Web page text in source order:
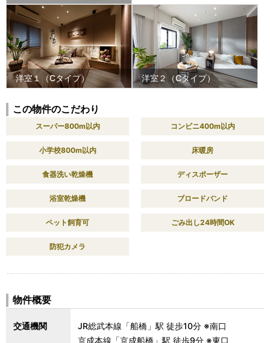
洋室１（Cタイプ） 洋室２（Cタイプ）
この物件のこだわり
スーパー800m以内 コンビニ400m以内
小学校800m以内 床暖房
食器洗い乾燥機 ディスポーザー
浴室乾燥機 ブロードバンド
ペット飼育可 ごみ出し24時間OK
防犯カメラ
物件概要
交通機関
JR総武本線「船橋」駅 徒歩10分 ※南口
京成本線「京成船橋」駅 徒歩9分 ※東口